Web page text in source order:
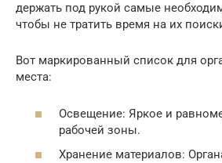
держать под рукой самые
чтобы не тратить время на их
Вот маркированный список для
места:
Освещение: Яркое и
рабочей зоны.
Хранение материалов: